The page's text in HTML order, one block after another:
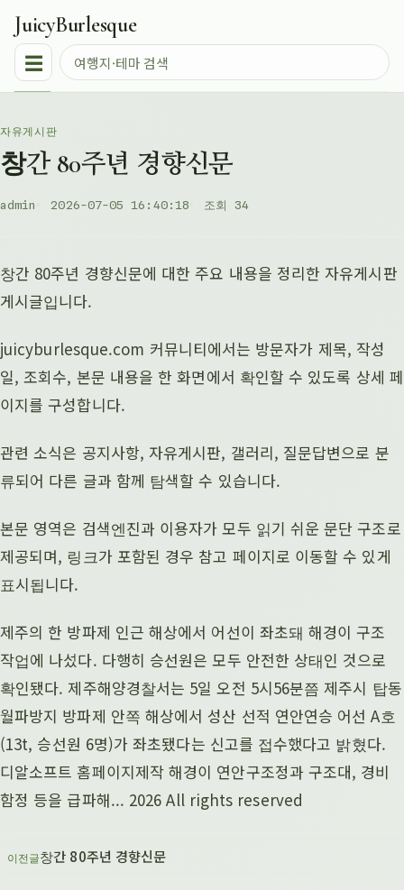
JuicyBurlesque
☰
자유게시판
창간 80주년 경향신문
admin 2026-07-05 16:40:18 조회 34
창간 80주년 경향신문에 대한 주요 내용을 정리한 자유게시판
게시글입니다.
juicyburlesque.com 커뮤니티에서는 방문자가 제목, 작성
일, 조회수, 본문 내용을 한 화면에서 확인할 수 있도록 상세 페
이지를 구성합니다.
관련 소식은 공지사항, 자유게시판, 갤러리, 질문답변으로 분
류되어 다른 글과 함께 탐색할 수 있습니다.
본문 영역은 검색엔진과 이용자가 모두 읽기 쉬운 문단 구조로
제공되며, 링크가 포함된 경우 참고 페이지로 이동할 수 있게
표시됩니다.
제주의 한 방파제 인근 해상에서 어선이 좌초돼 해경이 구조
작업에 나섰다. 다행히 승선원은 모두 안전한 상태인 것으로
확인됐다. 제주해양경찰서는 5일 오전 5시56분쯤 제주시 탑동
월파방지 방파제 안쪽 해상에서 성산 선적 연안연승 어선 A호
(13t, 승선원 6명)가 좌초됐다는 신고를 접수했다고 밝혔다.
디알소프트 홈페이지제작 해경이 연안구조정과 구조대, 경비
함정 등을 급파해... 2026 All rights reserved
이전글창간 80주년 경향신문